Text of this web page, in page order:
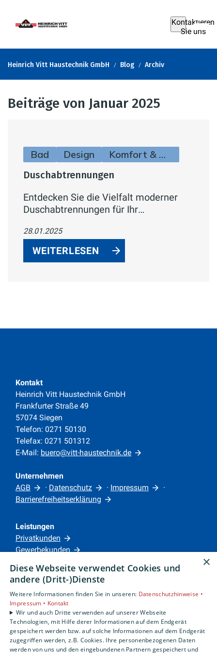
Kontaktieren
Sie uns
Heinrich Vitt Haustechnik GmbH Blog Archiv
Beiträge von Januar 2025
Bad Design Komfort & Hygiene
Duschabtrennungen
Entdecken Sie die Vielfalt moderner
Duschabtrennungen für Ihr
Glasvarianten über teilgerahmte
Modelle bis hin zu barrierefreien Walk-
In-Duschen – wir präsentieren Ihnen
28.01.2025
WEITERLESEN
Kontakt
Heinrich Vitt Haustechnik GmbH
Frankfurter Straße 49
57074 Siegen
Telefon: 0271 50130
Telefax: 0271 501312
E-Mail: buero@vitt-haustechnik.de
Unternehmen
AGB
· Datenschutz · Impressum
·
Barrierefreiheitserklärung
Leistungen
Privatkunden
Gewerbekunden
Unternehmen
Standorte
Siegen
Um externe HTML-Inhalte anzuzeigen, benötigen
×
Diese Webseite verwendet Cookies und
andere (Dritt-)Dienste
Weitere Informationen finden Sie in unseren: Datenschutzhinweise •
Impressum • Kontakt
Wir und auch Dritte verwenden auf unserer Webseite
Technologien, mit Hilfe derer Informationen auf dem Endgerät
gespeichert werden bzw. auf solche Informationen auf dem Endgerät
zugegriffen werden, z.B. Cookies. Ihre personenbezogenen Daten
werden von uns und den eingebundenen Partnern gespeichert und